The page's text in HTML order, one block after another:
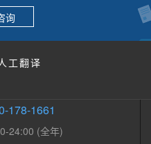
询
工翻译
178-1661
24:00 (全年)